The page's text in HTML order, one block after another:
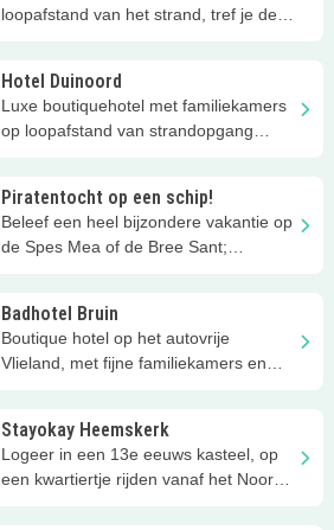
loopafstand van het strand, tref je deze
Hotel Duinoord
Luxe boutiquehotel met familiekamers
op loopafstand van strandopgang
Piratentocht op een schip!
Beleef een heel bijzondere vakantie op
de Spes Mea of de Bree Sant;
Badhotel Bruin
Boutique hotel op het autovrije
Vlieland, met fijne familiekamers en
Stayokay Heemskerk
Logeer in een 13e eeuws kasteel, op
een kwartiertje rijden vanaf het Noord-